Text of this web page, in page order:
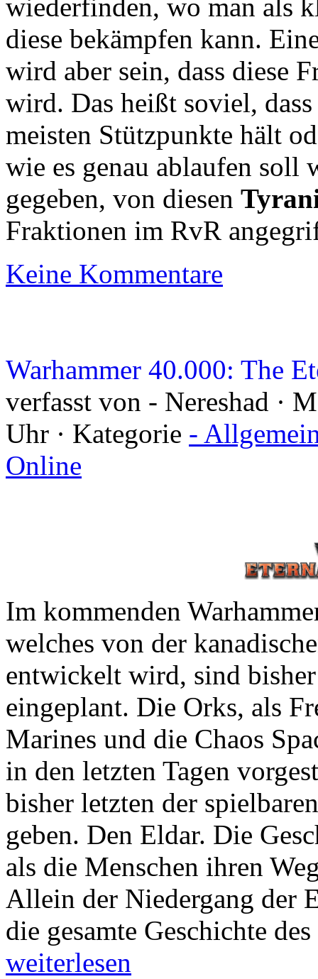
wiederfinden, wo man als
diese bekämpfen kann.
wird aber sein, dass diese
wird. Das heißt soviel,
meisten Stützpunkte hält
wie es genau ablaufen soll
gegeben, von diesen
Fraktionen im RvR
Keine Kommentare
Warhammer 40.000: The
verfasst von - Nereshad ·
Uhr · Kategorie -
Online
Im kommenden
welches von der
entwickelt wird, sind
eingeplant. Die Orks, als
Marines und die Chaos
in den letzten Tagen
bisher letzten der
geben. Den Eldar. Die
als die Menschen ihren
Allein der Niedergang der
die gesamte Geschichte
weiterlesen